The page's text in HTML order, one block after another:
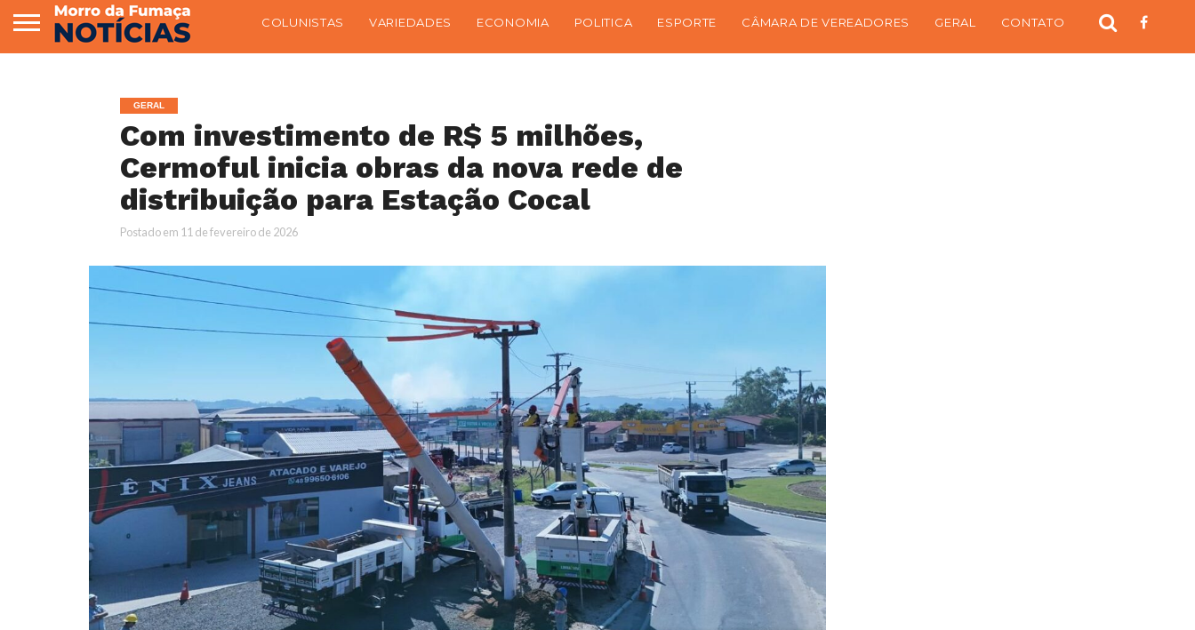
COLUNISTAS VARIEDADES ECONOMIA POLITICA ESPORTE CÂMARA DE VEREADORES GERAL CONTATO
GERAL
Com investimento de R$ 5 milhões,
Cermoful inicia obras da nova rede de
distribuição para Estação Cocal
Postado em 11 de fevereiro de 2026